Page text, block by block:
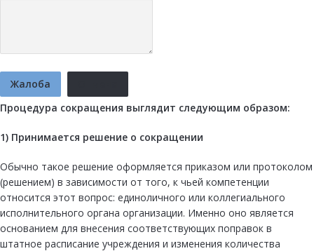
Жалоба
Процедура сокращения выглядит следующим образом:
1) Принимается решение о сокращении
Обычно такое решение оформляется приказом или протоколом
(решением) в зависимости от того, к чьей компетенции
относится этот вопрос: единоличного или коллегиального
исполнительного органа организации. Именно оно является
основанием для внесения соответствующих поправок в
штатное расписание учреждения и изменения количества